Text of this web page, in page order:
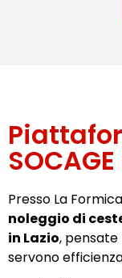
Presso La
noleggio di
in Lazio,
servono